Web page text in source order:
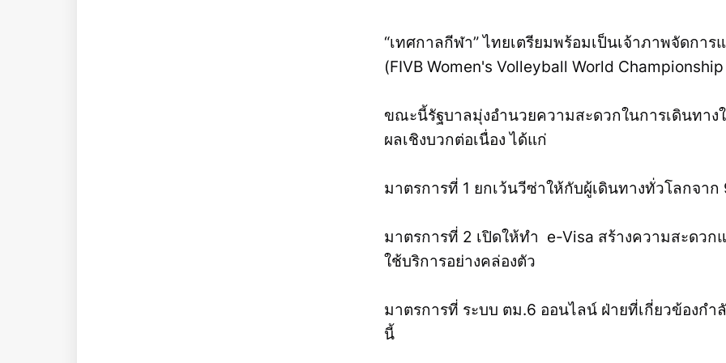
“เทศกาลกีฬา” ไทยเตรียมพร้อมเป็นเจ้าภาพจัดกา
(FIVB Women's Volleyball World
ขณะนี้รัฐบาลมุ่งอำนวยความสะดวกในการเดินทาง
ผลเชิงบวกต่อเนื่อง ได้แก่
มาตรการที่ 1 ยกเว้นวีซ่าให้กับผู้เดินทางทั่วโลกจา
มาตรการที่ 2 เปิดให้ทำ e-Visa สร้างความสะดวก
ใช้บริการอย่างคล่องตัว
มาตรการที่ ระบบ ตม.6 ออนไลน์ ฝ่ายที่เกี่ยวข้องกำ
นี้